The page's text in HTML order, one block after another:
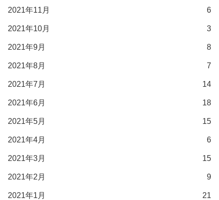
2021年11月 6
2021年10月 3
2021年9月 8
2021年8月 7
2021年7月 14
2021年6月 18
2021年5月 15
2021年4月 6
2021年3月 15
2021年2月 9
2021年1月 21